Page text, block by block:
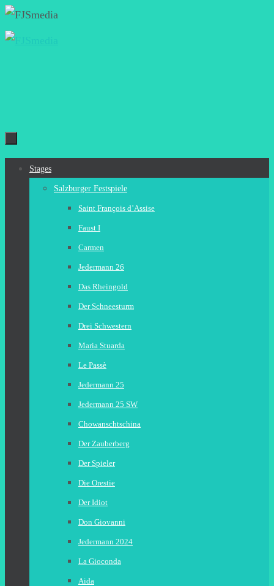
Zum
Inhalt
Zum
Stages
Salzburger Festspiele
Saint François d’Assise
Faust I
Carmen
Jedermann 26
Das Rheingold
Der Schneesturm
Drei Schwestern
Maria Stuarda
Le Passè
Jedermann 25
Jedermann 25 SW
Chowanschtschina
Der Zauberberg
Der Spieler
Die Orestie
Der Idiot
Don Giovanni
Jedermann 2024
La Gioconda
Aida